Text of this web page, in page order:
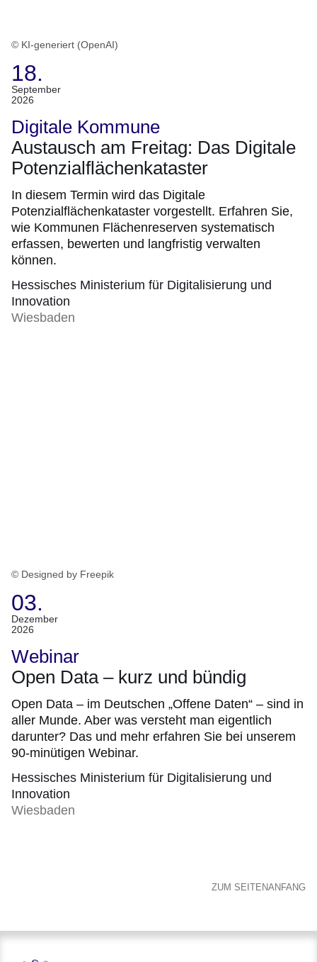
© KI-generiert (OpenAI)
18.
September
2026
(Termin:
18.
September
2026)
Digitale Kommune
Austausch am Freitag: Das Digitale
Potenzialflächenkataster
In diesem Termin wird das Digitale
Potenzialflächenkataster vorgestellt. Erfahren Sie,
wie Kommunen Flächenreserven systematisch
erfassen, bewerten und langfristig verwalten
können.
Hessisches Ministerium für Digitalisierung und
Innovation
Wiesbaden
© Designed by Freepik
03.
Dezember
2026
(Termin:
03.
Dezember
Webinar
Open Data – kurz und bündig
Open Data – im Deutschen „Offene Daten“ – sind in
aller Munde. Aber was versteht man eigentlich
darunter? Das und mehr erfahren Sie bei unserem
90-minütigen Webinar.
Hessisches Ministerium für Digitalisierung und
Innovation
Wiesbaden
ZUM SEITENANFANG